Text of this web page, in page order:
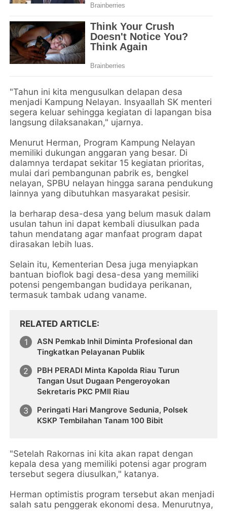
"Tahun ini kita mengusulkan delapan desa
menjadi Kampung Nelayan. Insyaallah SK menteri
segera keluar sehingga kegiatan di lapangan bisa
langsung dilaksanakan," ujarnya.
Menurut Herman, Program Kampung Nelayan
memiliki dukungan anggaran yang besar. Di
dalamnya terdapat sekitar 15 kegiatan prioritas,
mulai dari pembangunan pabrik es, bengkel
nelayan, SPBU nelayan hingga sarana pendukung
lainnya yang dibutuhkan masyarakat pesisir.
Ia berharap desa-desa yang belum masuk dalam
usulan tahun ini dapat kembali diusulkan pada
tahun mendatang agar manfaat program dapat
dirasakan lebih luas.
Selain itu, Kementerian Desa juga menyiapkan
bantuan bioflok bagi desa-desa yang memiliki
potensi pengembangan budidaya perikanan,
termasuk tambak udang vaname.
RELATED ARTICLE
ASN Pemkab Inhil Diminta Profesional dan
Tingkatkan Pelayanan Publik
PBH PERADI Minta Kapolda Riau Turun
Tangan Usut Dugaan Pengeroyokan
Sekretaris PKC PMII Riau
Peringati Hari Mangrove Sedunia, Polsek
KSKP Tembilahan Tanam 100 Bibit
"Setelah Rakornas ini kita akan rapat dengan
kepala desa yang memiliki potensi agar program
tersebut segera diusulkan," katanya.
Herman optimistis program tersebut akan menjadi
salah satu penggerak ekonomi desa. Menurutnya,